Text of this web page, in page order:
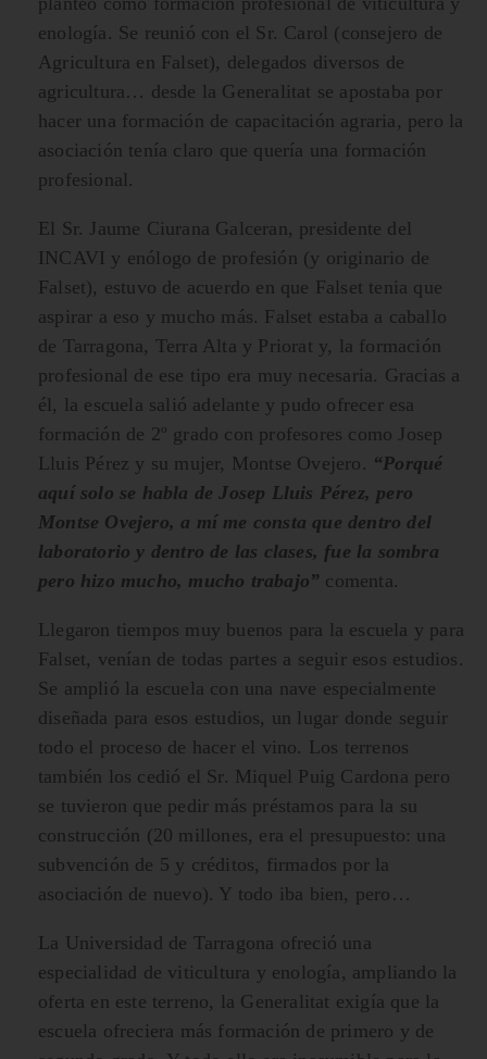
enología. Se reunió con el Sr. Carol (consejero de
Agricultura en Falset), delegados diversos de
agricultura… desde la Generalitat se apostaba por
hacer una formación de capacitación agraria, pero la
asociación tenía claro que quería una formación
profesional.
El Sr. Jaume Ciurana Galceran, presidente del
INCAVI y enólogo de profesión (y originario de
Falset), estuvo de acuerdo en que Falset tenia que
aspirar a eso y mucho más. Falset estaba a caballo
de Tarragona, Terra Alta y Priorat y, la formación
profesional de ese tipo era muy necesaria. Gracias a
él, la escuela salió adelante y pudo ofrecer esa
formación de 2º grado con profesores como Josep
Lluis Pérez y su mujer, Montse Ovejero. “Porqué
aquí solo se habla de Josep Lluis Pérez, pero
Montse Ovejero, a mí me consta que dentro del
laboratorio y dentro de las clases, fue la sombra
pero hizo mucho, mucho trabajo” comenta.
Llegaron tiempos muy buenos para la escuela y para
Falset, venían de todas partes a seguir esos estudios.
Se amplió la escuela con una nave especialmente
diseñada para esos estudios, un lugar donde seguir
todo el proceso de hacer el vino. Los terrenos
también los cedió el Sr. Miquel Puig Cardona pero
se tuvieron que pedir más préstamos para la su
construcción (20 millones, era el presupuesto: una
subvención de 5 y créditos, firmados por la
asociación de nuevo). Y todo iba bien, pero…
La Universidad de Tarragona ofreció una
especialidad de viticultura y enología, ampliando la
oferta en este terreno, la Generalitat exigía que la
escuela ofreciera más formación de primero y de